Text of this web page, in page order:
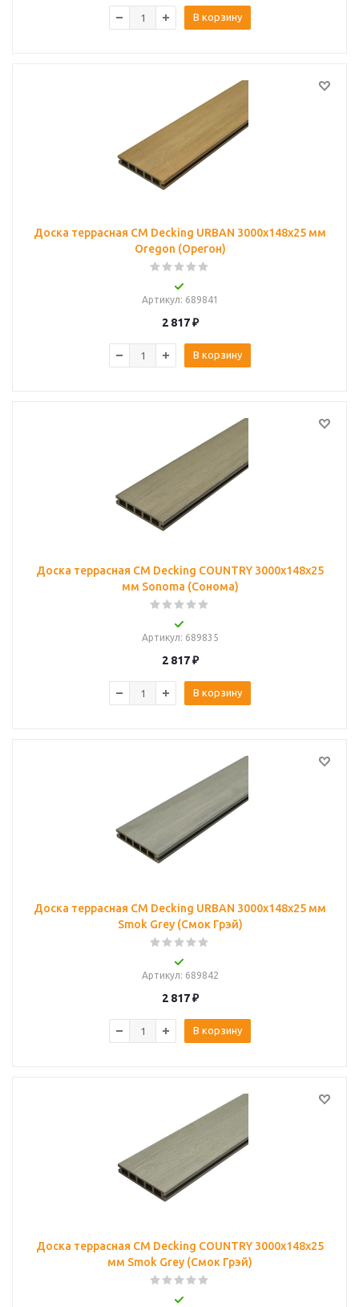
В корзину
Доска террасная CM Decking URBAN 3000x148x25 мм
Oregon (Орегон)
Артикул: 689841
2 817₽
В корзину
Доска террасная CM Decking COUNTRY 3000x148x25
мм Sonoma (Сонома)
Артикул: 689835
2 817₽
В корзину
Доска террасная CM Decking URBAN 3000x148x25 мм
Smok Grey (Смок Грэй)
Артикул: 689842
2 817₽
В корзину
Доска террасная CM Decking COUNTRY 3000x148x25
мм Smok Grey (Смок Грэй)